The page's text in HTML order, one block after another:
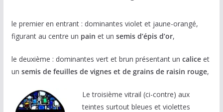
le premier en entrant : dominantes violet et jaune-orangé,
figurant au centre un pain et un semis d’épis d’or,
le deuxième : dominantes vert et brun présentant un caliceet
un semis de feuilles de vignes et de grains de raisin rouge,
Le troisième vitrail (ci-contre) aux
teintes surtout bleues et violettes